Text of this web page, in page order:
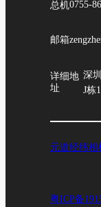
总机0755-
邮箱
详细地
址
深
J栋
元道经纬相
粤ICP备